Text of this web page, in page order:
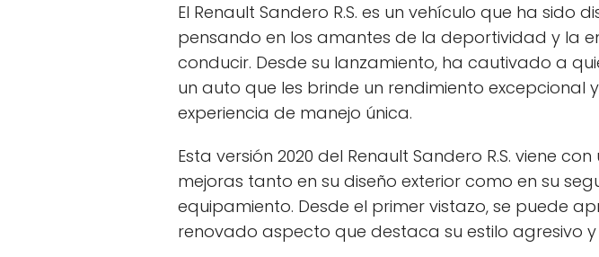
El Renault Sandero R.S. es un vehículo que ha sido
pensando en los amantes de la deportividad y la
conducir. Desde su lanzamiento, ha cautivado a
un auto que les brinde un rendimiento excepcional
experiencia de manejo única.
Esta versión 2020 del Renault Sandero R.S. viene
mejoras tanto en su diseño exterior como en su
equipamiento. Desde el primer vistazo, se puede
renovado aspecto que destaca su estilo agresivo